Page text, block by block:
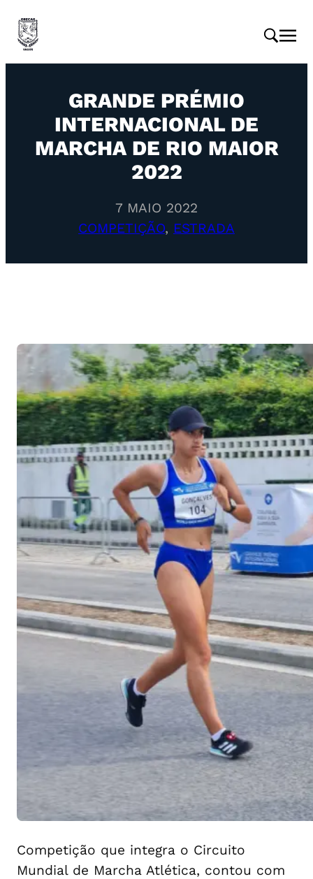
GRANDE PRÉMIO
INTERNACIONAL DE
MARCHA DE RIO MAIOR
2022
7 MAIO 2022
COMPETIÇÃO, ESTRADA
Competição que integra o Circuito
Mundial de Marcha Atlética, contou com